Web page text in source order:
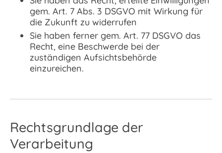
gem. Art. 7 Abs. 3 DSGVO mit Wirkung für
die Zukunft zu widerrufen
Sie haben ferner gem. Art. 77 DSGVO das
Recht, eine Beschwerde bei der
zuständigen Aufsichtsbehörde
einzureichen.
Rechtsgrundlage der
Verarbeitung